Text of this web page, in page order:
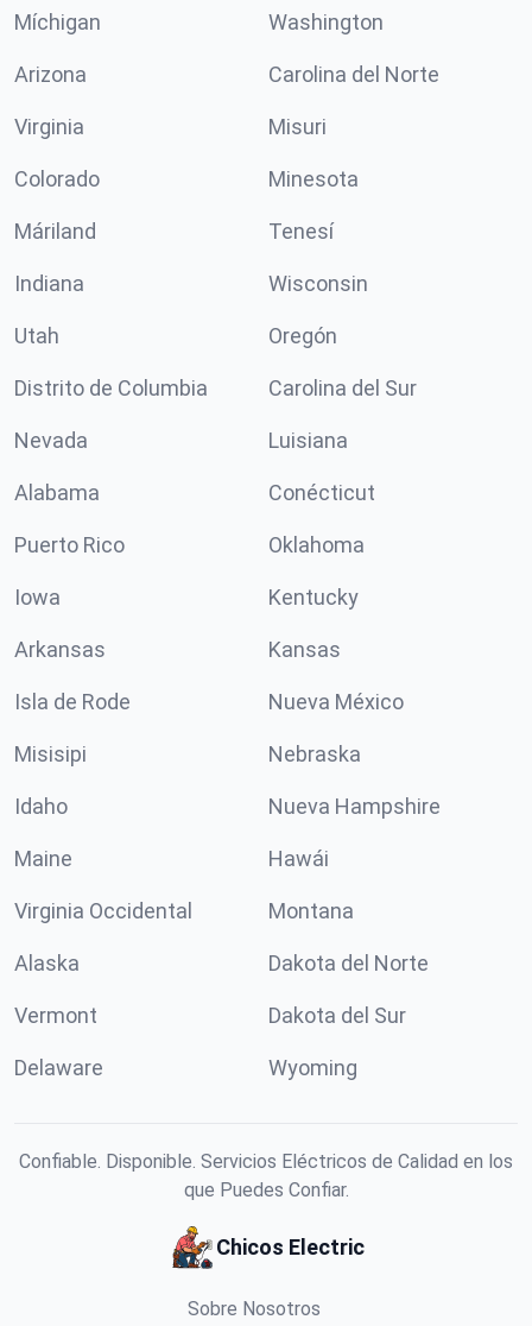
Míchigan Washington
Arizona Carolina del Norte
Virginia Misuri
Colorado Minesota
Máriland Tenesí
Indiana Wisconsin
Utah Oregón
Distrito de Columbia Carolina del Sur
Nevada Luisiana
Alabama Conécticut
Puerto Rico Oklahoma
Iowa Kentucky
Arkansas Kansas
Isla de Rode Nueva México
Misisipi Nebraska
Idaho Nueva Hampshire
Maine Hawái
Virginia Occidental Montana
Alaska Dakota del Norte
Vermont Dakota del Sur
Delaware Wyoming
Confiable. Disponible. Servicios Eléctricos de Calidad en los
que Puedes Confiar.
Chicos Electric
Sobre Nosotros